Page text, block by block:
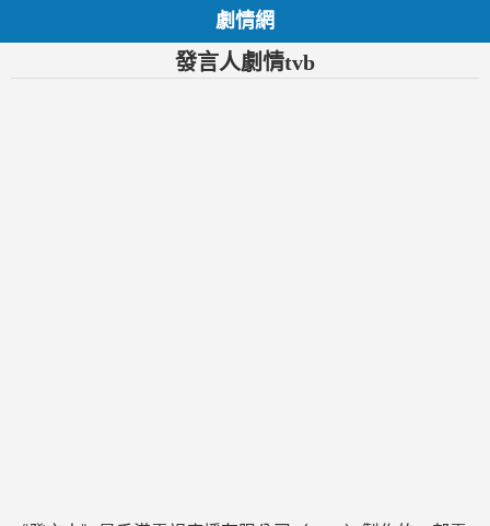
劇情網
發言人劇情tvb